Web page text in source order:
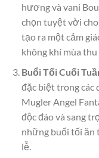
hương và vani
chọn tuyệt vời
tạo ra một cảm
không khí mùa thu
Buổi Tối Cuối
đặc biệt trong các
Mugler Angel
độc đáo và sang
những buổi tối ăn
lễ.